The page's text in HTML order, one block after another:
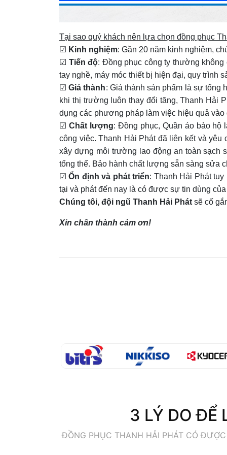
Tại sao quý khách nên lựa chọn đồng phục
☑ Kinh nghiệm: Gần 20 năm kinh nghiệm,
☑ Tiến độ: Đồng phục công ty thường không
tay nghề, máy móc thiết bị hiện đại, quy trình
☑Giá thành: Giá thành sản phẩm là sự
khi thị trường luôn thay đổi tăng, Thanh Hải
dụng các phương pháp làm việc hiệu quả
☑ Chất lượng: Đồng phục, Quần áo bảo
công việc. Thanh Hải Phát đã liên kết và
xây dựng môi trường lao động an toàn sạch
tổng thể. Bảo hành chất lượng sẵn sàng sửa
☑Ổn định và phát triển: Thanh Hải Phát
tại và phát đến nay là có được sự tin dùng
Chúng tôi, đội ngũ Thanh Hải Phát sẽ cố
Xin chân thành cảm ơn!
3 LÝ DO ĐỂ
ĐỒNG PHỤC THANH HẢI PHÁT CÓ